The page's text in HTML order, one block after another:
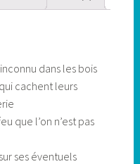
dans les bois
cachent leurs
que l’on n’est pas
ses éventuels